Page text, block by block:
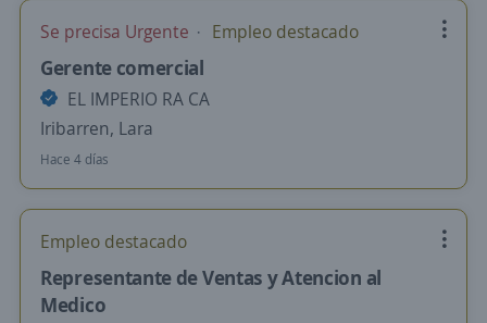
Se precisa Urgente Empleo destacado
Gerente comercial
EL IMPERIO RA CA
Iribarren, Lara
Hace 4 días
Empleo destacado
Representante de Ventas y Atencion al
Medico